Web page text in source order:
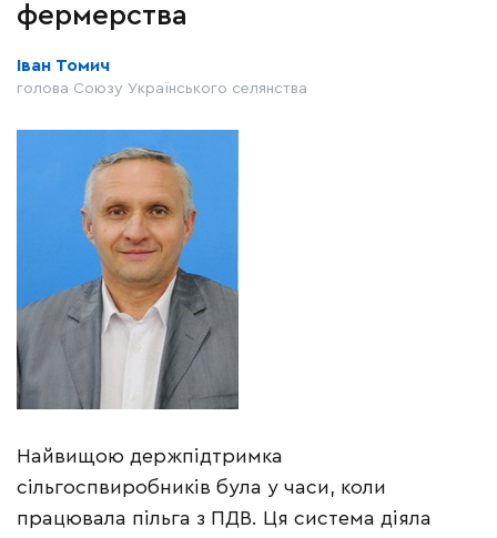
фермерства
Іван Томич
голова Союзу Українського селянства
Найвищою держпідтримка
сільгоспвиробників була у часи, коли
працювала пільга з ПДВ. Ця система діяла